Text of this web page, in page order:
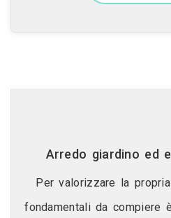
Arredo giardino ed
Per valorizzare la
fondamentali da compiere